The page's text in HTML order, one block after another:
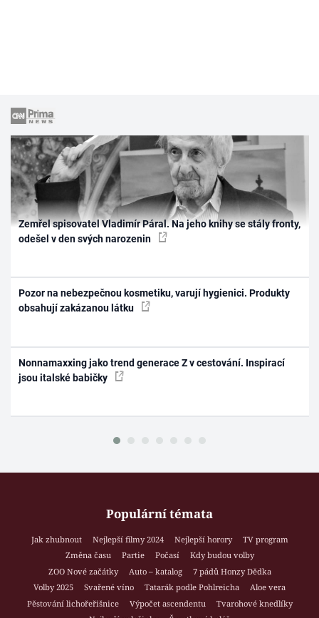
Zemřel spisovatel Vladimír Páral. Na jeho knihy se stály fronty,
odešel v den svých narozenin
Pozor na nebezpečnou kosmetiku, varují hygienici. Produkty
obsahují zakázanou látku
Nonnamaxxing jako trend generace Z v cestování. Inspirací
jsou italské babičky
Populární témata
Jak zhubnout Nejlepší filmy 2024 Nejlepší horory
TV program
Změna času
Partie Počasí
Kdy budou volby
ZOO Nové začátky
Auto – katalog
7 pádů Honzy Dědka
Volby 2025
Svařené víno Tatarák podle Pohlreicha
Aloe vera
Pěstování lichořeřišnice
Výpočet ascendentu
Tvarohové knedlíky